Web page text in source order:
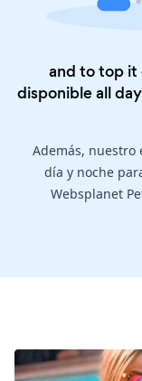
and to top it
disponible all
Además,
día y noche
Websplanet